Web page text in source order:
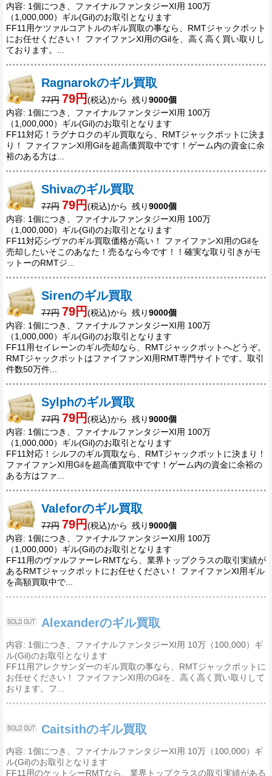
内容: 1個につき、ファイナルファンタジーXI用 100万
（1,000,000）ギル(Gil)のお取引となります
FF11用ケツァルコアトルのギル買取の事なら、RMTジャックポット
にお任せください！ ファイファンXI用のGilを、高く高く買い取りし
ております。...
Ragnarokのギル買取
77円 79円(税込)から 残り9000個
内容: 1個につき、ファイナルファンタジーXI用 100万
（1,000,000）ギル(Gil)のお取引となります
FF11対応！ラグナロクのギル買取なら、RMTジャックポットに決ま
り！ ファイファンXI用Gilを超高価買取中です！ゲーム内の資金に余
裕のある方は...
Shivaのギル買取
77円 79円(税込)から 残り9000個
内容: 1個につき、ファイナルファンタジーXI用 100万
（1,000,000）ギル(Gil)のお取引となります
FF11対応シヴァのギル買取価格が高い！ ファイファンXI用のGilを
売却したいそこのあなた！売るなら今です！！確実な取り引きがモ
ットーのRMTジ...
Sirenのギル買取
77円 79円(税込)から 残り9000個
内容: 1個につき、ファイナルファンタジーXI用 100万
（1,000,000）ギル(Gil)のお取引となります
FF11用セイレーンのギル売却なら、RMTジャックポットへどうぞ。
RMTジャックポットはファイファンXI用RMT専門サイトです。取引
件数50万件...
Sylphのギル買取
77円 79円(税込)から 残り9000個
内容: 1個につき、ファイナルファンタジーXI用 100万
（1,000,000）ギル(Gil)のお取引となります
FF11対応！シルフのギル買取なら、RMTジャックポットに決まり！
ファイファンXI用Gilを超高価買取中です！ゲーム内の資金に余裕の
ある方はファ...
Valeforのギル買取
77円 79円(税込)から 残り9000個
内容: 1個につき、ファイナルファンタジーXI用 100万
（1,000,000）ギル(Gil)のお取引となります
FF11用のヴァルファーレRMTなら、業界トップクラスの取引実績が
あるRMTジャックポットにお任せください！ ファイファンXI用ギル
を高額買取中で...
Alexanderのギル買取
内容: 1個につき、ファイナルファンタジーXI用 10万（100,000）ギ
ル(Gil)のお取引となります
FF11用アレクサンダーのギル買取の事なら、RMTジャックポットに
お任せください！ ファイファンXI用のGilを、高く高く買い取りして
おります。フ...
Caitsithのギル買取
内容: 1個につき、ファイナルファンタジーXI用 10万（100,000）ギ
ル(Gil)のお取引となります
FF11用のケットシーRMTなら、業界トップクラスの取引実績がある